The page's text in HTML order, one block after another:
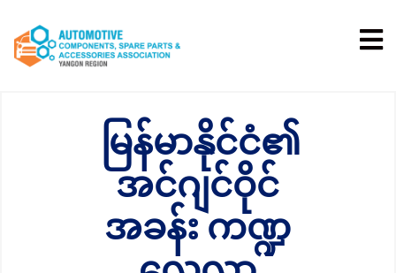
မြန်မာနိုင်ငံ၏
အင်ဂျင်ဝိုင်
အခန်း ကဏ္ဍ